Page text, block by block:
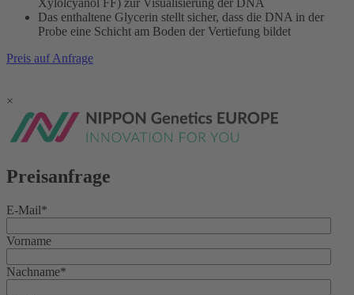
Das enthaltene Glycerin stellt sicher, dass die DNA in der
Probe eine Schicht am Boden der Vertiefung bildet
Preis auf Anfrage
×
Preisanfrage
E-Mail*
Vorname
Nachname*